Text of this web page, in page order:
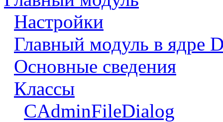
Настройки
Главный модуль в ядре
Основные сведения
Классы
CAdminFileDialog